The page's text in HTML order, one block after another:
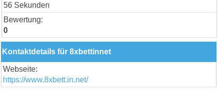
56 Sekunden
Bewertung:
0
Kontaktdetails für 8xbettinnet
Webseite:
https://www.8xbett.in.net/